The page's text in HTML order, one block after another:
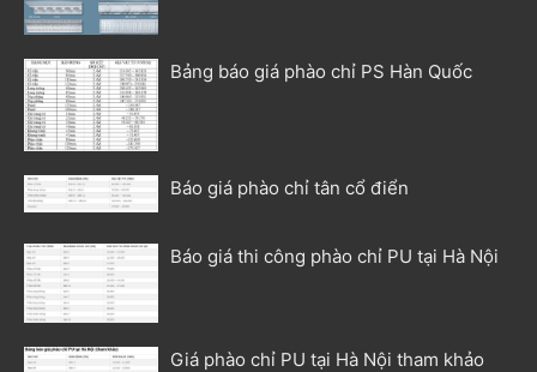
Bảng báo giá phào chỉ PS Hàn Quốc
Báo giá phào chỉ tân cổ điển
Báo giá thi công phào chỉ PU tại Hà Nội
Giá phào chỉ PU tại Hà Nội tham khảo